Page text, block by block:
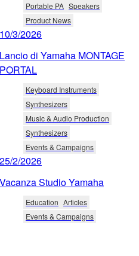
Portable PA Speakers
Product News
10/3/2026
Lancio di Yamaha MONTAGE
PORTAL
Keyboard Instruments
Synthesizers
Music & Audio Production
Synthesizers
Events & Campaigns
25/2/2026
Vacanza Studio Yamaha
Education Articles
Events & Campaigns